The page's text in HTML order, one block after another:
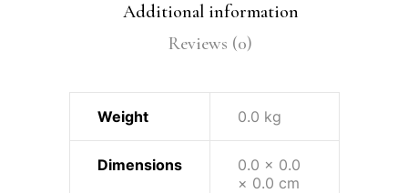
Additional information
Reviews (0)
Weight 0.0 kg
Dimensions
0.0 × 0.0
× 0.0 cm